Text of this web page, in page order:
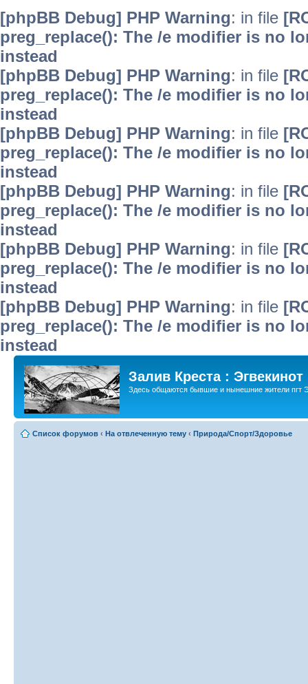
[phpBB Debug] PHP Warning: in file
preg_replace(): The /e modifier is no
instead
[phpBB Debug] PHP Warning: in file
preg_replace(): The /e modifier is no
instead
[phpBB Debug] PHP Warning: in file
preg_replace(): The /e modifier is no
instead
[phpBB Debug] PHP Warning: in file
preg_replace(): The /e modifier is no
instead
[phpBB Debug] PHP Warning: in file
preg_replace(): The /e modifier is no
instead
[phpBB Debug] PHP Warning: in file
preg_replace(): The /e modifier is no
instead
Залив Креста : Эгвекинот
Здесь общаются бывшие и нынешние жители пгт
Список форумов ‹ На отвлеченную тему ‹ Природа/Спорт/Здоровье